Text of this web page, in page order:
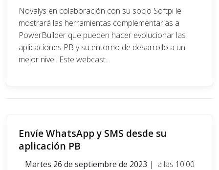
Novalys en colaboración con su socio Softpi le
mostrará las herramientas complementarias a
PowerBuilder que pueden hacer evolucionar las
aplicaciones PB y su entorno de desarrollo a un
mejor nivel. Este webcast...
Envíe WhatsApp y SMS desde su
aplicación PB
Martes 26 de septiembre de 2023 | a las 10:00